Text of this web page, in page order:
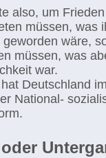
also, um
müssen, was
geworden wäre,
müssen, was
war.
Deutschland
National-